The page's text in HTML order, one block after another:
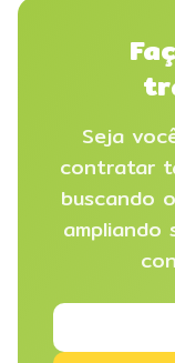
Seja
contratar
buscando
ampliando